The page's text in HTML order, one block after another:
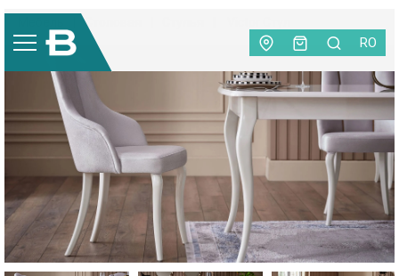
RO
Столовая